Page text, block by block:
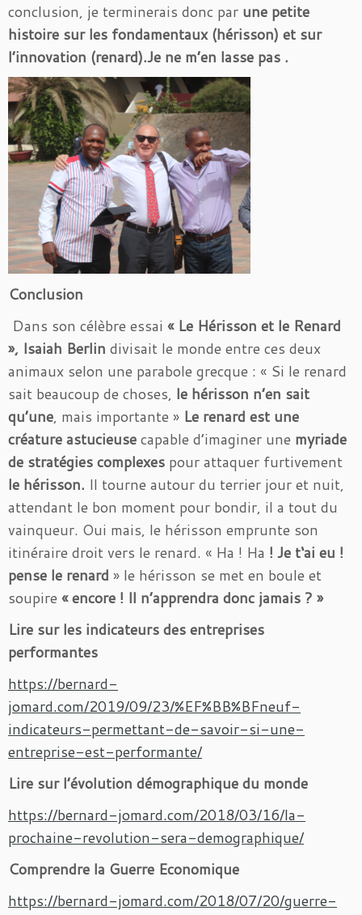
conclusion, je terminerais donc par une petite
histoire sur les fondamentaux (hérisson) et sur
l’innovation (renard).Je ne m’en lasse pas .
Conclusion
Dans son célèbre essai « Le Hérisson et le Renard
», Isaiah Berlin divisait le monde entre ces deux
animaux selon une parabole grecque : « Si le renard
sait beaucoup de choses, le hérisson n’en sait
qu’une, mais importante » Le renard est une
créature astucieusecapable d’imaginer une myriade
de stratégies complexes pour attaquer furtivement
le hérisson. Il tourne autour du terrier jour et nuit,
attendant le bon moment pour bondir, il a tout du
vainqueur. Oui mais, le hérisson emprunte son
itinéraire droit vers le renard. « Ha ! Ha ! Je t‘ai eu !
pense le renard » le hérisson se met en boule et
soupire « encore ! Il n’apprendra donc jamais ? »
Lire sur les indicateurs des entreprises
performantes
https://bernard-
jomard.com/2019/09/23/%EF%BB%BFneuf-
indicateurs-permettant-de-savoir-si-une-
entreprise-est-performante/
Lire sur l’évolution démographique du monde
https://bernard-jomard.com/2018/03/16/la-
prochaine-revolution-sera-demographique/
Comprendre la Guerre Economique
https://bernard-jomard.com/2018/07/20/guerre-